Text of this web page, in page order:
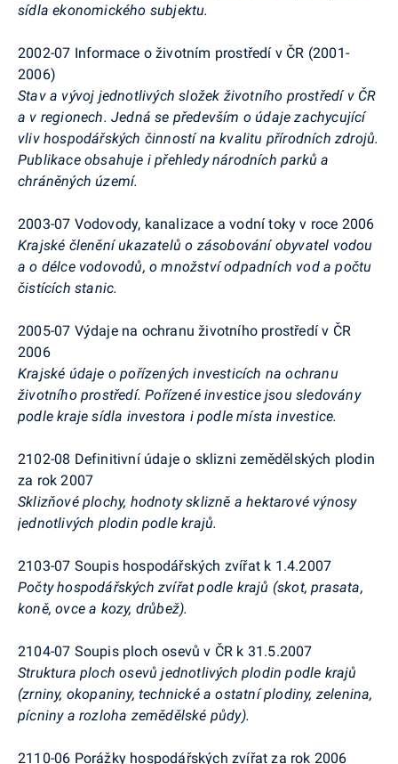
sídla ekonomického subjektu.
2002-07 Informace o životním prostředí v ČR (2001-
2006)
Stav a vývoj jednotlivých složek životního prostředí v ČR
a v regionech. Jedná se především o údaje zachycující
vliv hospodářských činností na kvalitu přírodních zdrojů.
Publikace obsahuje i přehledy národních parků a
chráněných území.
2003-07 Vodovody, kanalizace a vodní toky v roce 2006
Krajské členění ukazatelů o zásobování obyvatel vodou
a o délce vodovodů, o množství odpadních vod a počtu
čistících stanic.
2005-07 Výdaje na ochranu životního prostředí v ČR
2006
Krajské údaje o pořízených investicích na ochranu
životního prostředí. Pořízené investice jsou sledovány
podle kraje sídla investora i podle místa investice.
2102-08 Definitivní údaje o sklizni zemědělských plodin
za rok 2007
Sklizňové plochy, hodnoty sklizně a hektarové výnosy
jednotlivých plodin podle krajů.
2103-07 Soupis hospodářských zvířat k 1.4.2007
Počty hospodářských zvířat podle krajů (skot, prasata,
koně, ovce a kozy, drůbež).
2104-07 Soupis ploch osevů v ČR k 31.5.2007
Struktura ploch osevů jednotlivých plodin podle krajů
(zrniny, okopaniny, technické a ostatní plodiny, zelenina,
pícniny a rozloha zemědělské půdy).
2110-06 Porážky hospodářských zvířat za rok 2006